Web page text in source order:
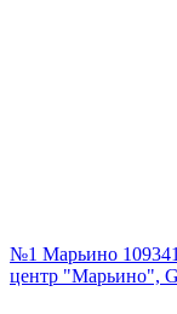
№1 Марьино
центр "Марьино",